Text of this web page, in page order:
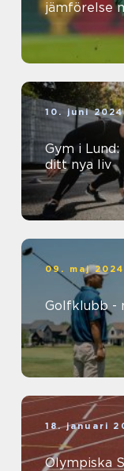
jämförelse
10. juni 2024
Gym i
ditt nya liv
09. maj 2024
Golfklubb -
18. januari
Olympiska